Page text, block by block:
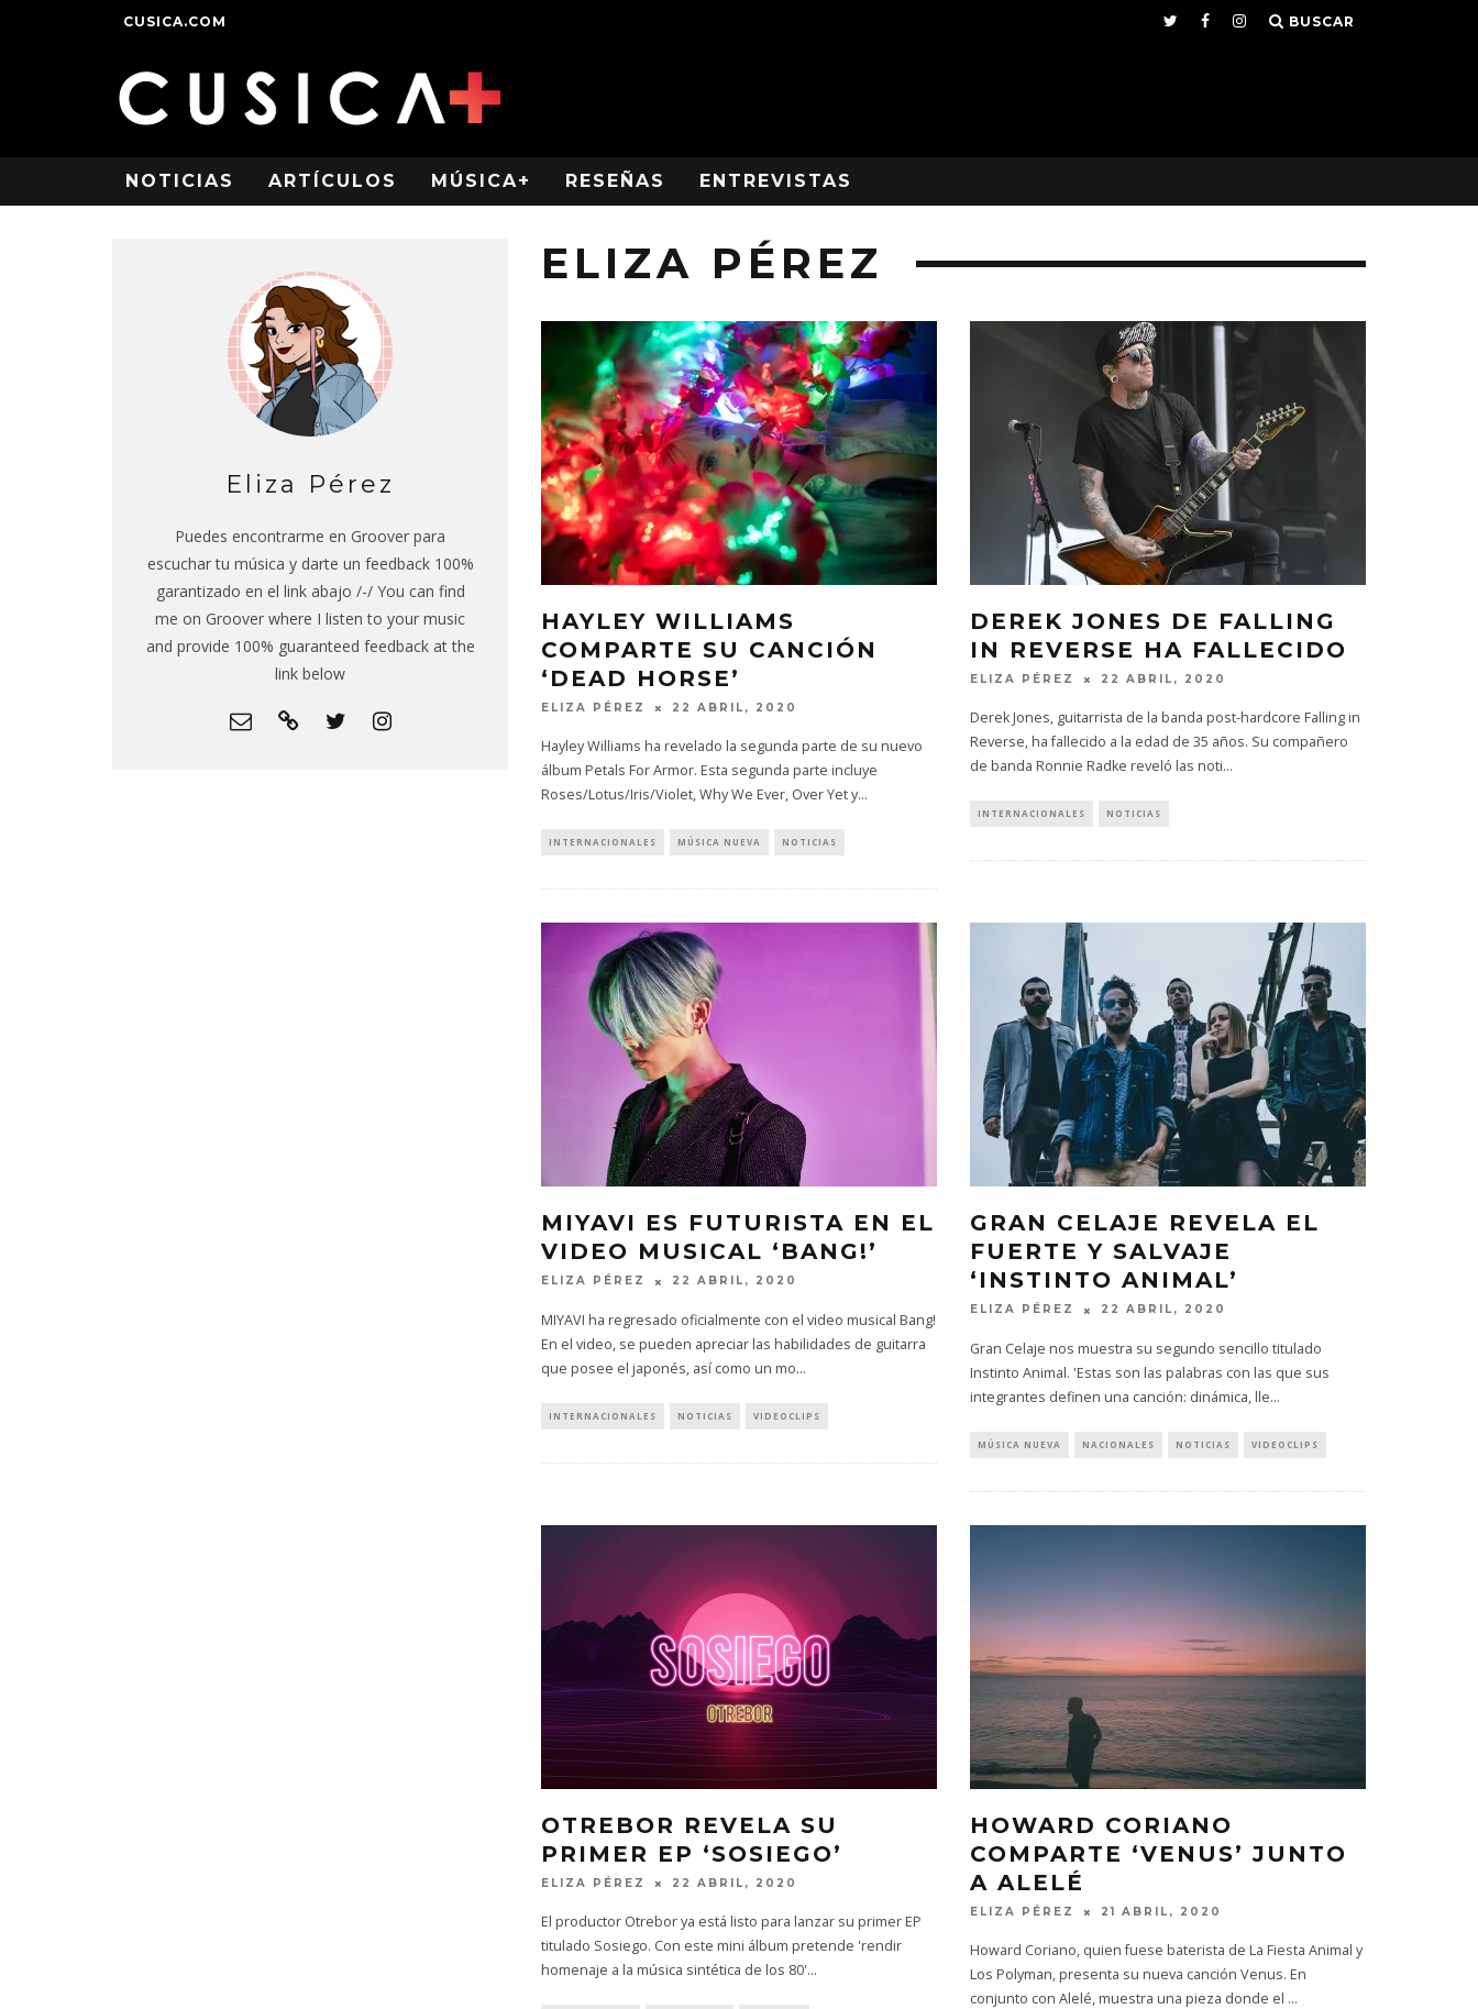
CUSICA.COM BUSCAR
NOTICIAS ARTÍCULOS MÚSICA+ RESEÑAS ENTREVISTAS
ELIZA PÉREZ
HAYLEY WILLIAMS
COMPARTE SU CANCIÓN
‘DEAD HORSE’
ELIZA PÉREZ 22 ABRIL, 2020
Hayley Williams ha revelado la segunda parte de su nuevo
álbum Petals For Armor. Esta segunda parte incluye
Roses/Lotus/Iris/Violet, Why We Ever, Over Yet y...
INTERNACIONALES MÚSICA NUEVA NOTICIAS
DEREK JONES DE FALLING
IN REVERSE HA FALLECIDO
ELIZA PÉREZ 22 ABRIL, 2020
Derek Jones, guitarrista de la banda post-hardcore Falling in
Reverse, ha fallecido a la edad de 35 años. Su compañero
de banda Ronnie Radke reveló las noti...
INTERNACIONALES NOTICIAS
MIYAVI ES FUTURISTA EN EL
VIDEO MUSICAL ‘BANG!’
ELIZA PÉREZ 22 ABRIL, 2020
MIYAVI ha regresado oficialmente con el video musical Bang!
En el video, se pueden apreciar las habilidades de guitarra
que posee el japonés, así como un mo...
INTERNACIONALES NOTICIAS VIDEOCLIPS
GRAN CELAJE REVELA EL
FUERTE Y SALVAJE
‘INSTINTO ANIMAL’
ELIZA PÉREZ 22 ABRIL, 2020
Gran Celaje nos muestra su segundo sencillo titulado
Instinto Animal. 'Estas son las palabras con las que sus
integrantes definen una canción: dinámica, lle...
MÚSICA NUEVA NACIONALES NOTICIAS VIDEOCLIPS
OTREBOR REVELA SU
PRIMER EP ‘SOSIEGO’
ELIZA PÉREZ 22 ABRIL, 2020
El productor Otrebor ya está listo para lanzar su primer EP
titulado Sosiego. Con este mini álbum pretende 'rendir
homenaje a la música sintética de los 80'...
HOWARD CORIANO
COMPARTE ‘VENUS’ JUNTO
A ALELÉ
ELIZA PÉREZ 21 ABRIL, 2020
Howard Coriano, quien fuese baterista de La Fiesta Animal y
Los Polyman, presenta su nueva canción Venus. En
conjunto con Alelé, muestra una pieza donde el ...
Eliza Pérez
Puedes encontrarme en Groover para
escuchar tu música y darte un feedback 100%
garantizado en el link abajo /-/ You can find
me on Groover where I listen to your music
and provide 100% guaranteed feedback at the
link below